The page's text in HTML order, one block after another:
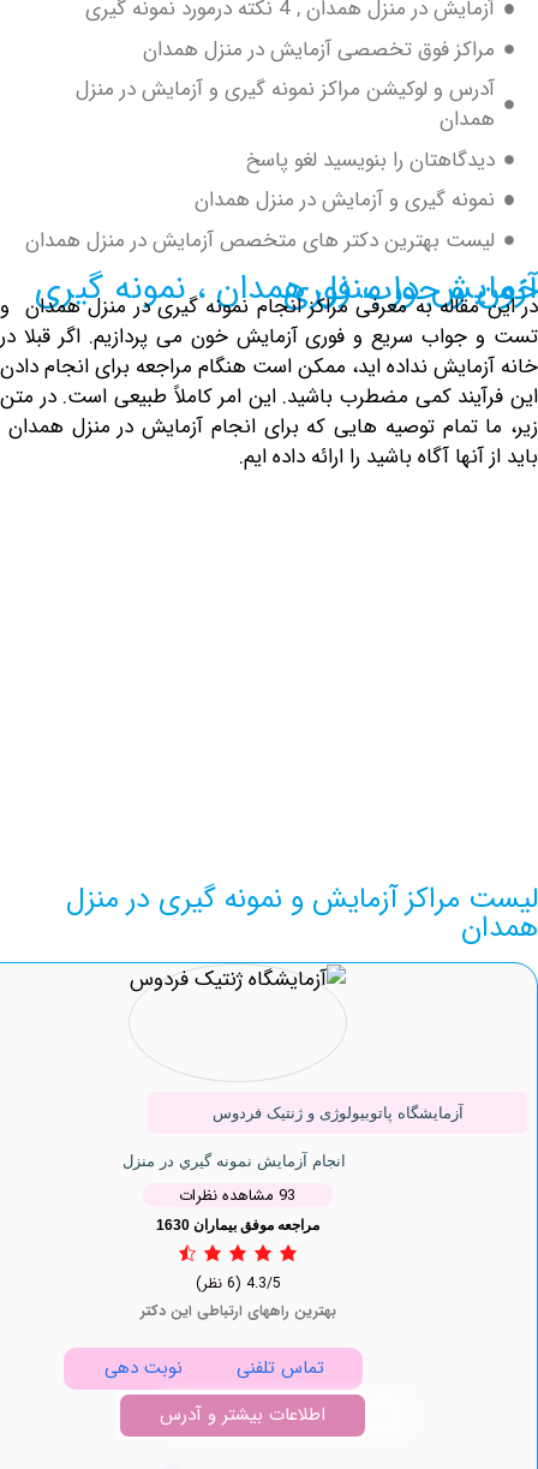
در منزل همدان , 4 نکته درمورد نمونه گیری
فوق تخصصی آزمایش در منزل همدان
و لوکیشن مراکز نمونه گیری و آزمایش در منزل
را بنویسید لغو پاسخ
گیری و آزمایش در منزل همدان
بهترین دکتر های متخصص آزمایش در منزل همدان
همدان ، نمونه گیری خون و جواب فوری
به معرفی مراکز انجام نمونه گیری در منزل همدان و
سریع و فوری آزمایش خون می پردازیم. اگر قبلا در
نداده اید، ممکن است هنگام مراجعه برای انجام دادن
کمی مضطرب باشید. این امر کاملاً طبیعی است. در متن
توصیه هایی که برای انجام آزمایش در منزل همدان
آگاه باشید را ارائه داده ایم.
آزمایش و نمونه گیری در منزل
آزمایشگاه پاتوبیولوژی و ژنتیک فردوس
انجام آزمایش نمونه گيري در منزل
مراجعه موفق بیماران 1630
بهترین راههای ارتباطی این دکتر
تماس تلفنی
نوبت دهی
اطلاعات بیشتر و آدرس